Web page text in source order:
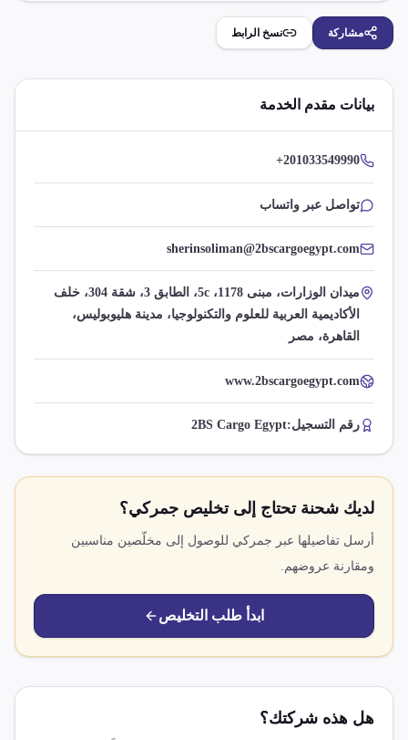
مشاركة نسخ الرابط
بيانات مقدم الخدمة
+201033549990
تواصل عبر واتساب
sherinsoliman@2bscargoegypt.com
ميدان الوزارات، مبنى 1178، 5c، الطابق 3، شقة 304، خلف
الأكاديمية العربية للعلوم والتكنولوجيا، مدينة هليوبوليس،
القاهرة، مصر
www.2bscargoegypt.com
رقم التسجيل:2BS Cargo Egypt
لديك شحنة تحتاج إلى تخليص جمركي؟
أرسل تفاصيلها عبر جمركي للوصول إلى مخلّصين مناسبين
ومقارنة عروضهم.
ابدأ طلب التخليص
هل هذه شركتك؟